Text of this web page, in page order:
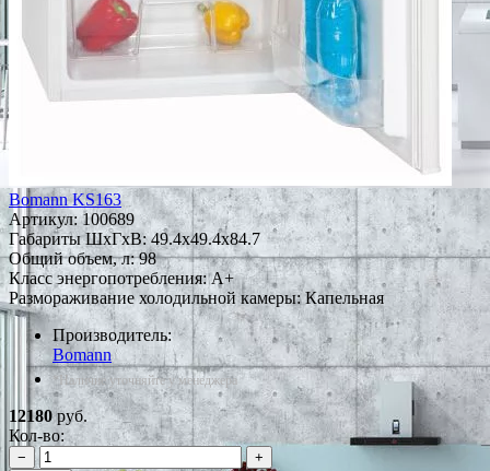
Bomann KS163
Артикул:100689
Габариты ШxГxВ: 49.4x49.4x84.7
Общий объем, л: 98
Класс энергопотребления: A+
Размораживание холодильной камеры: Капельная
Производитель:
Bomann
*Наличие уточняйте у менеджера
12180руб.
Кол-во:
−
+